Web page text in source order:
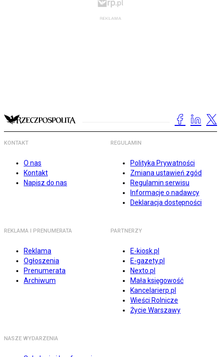
KONTAKT
O nas
Kontakt
Napisz do nas
REGULAMIN
Polityka Prywatności
Zmiana ustawień zgód
Regulamin serwisu
Informacje o nadawcy
Deklaracja dostępności
REKLAMA I PRENUMERATA
Reklama
Ogłoszenia
Prenumerata
Archiwum
PARTNERZY
E-kiosk.pl
E-gazety.pl
Nexto.pl
Mała księgowość
Kancelarierp.pl
Wieści Rolnicze
Życie Warszawy
NASZE WYDARZENIA